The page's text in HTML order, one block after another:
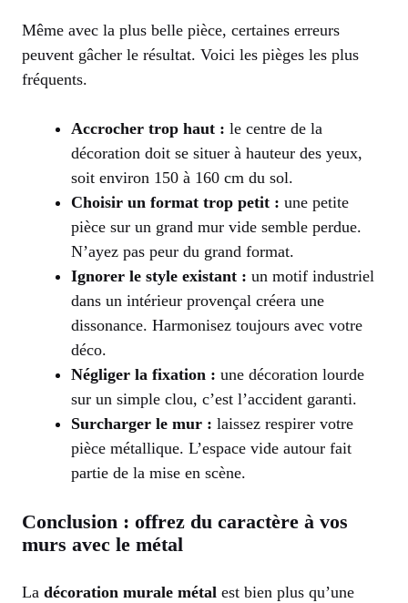
Même avec la plus belle pièce, certaines erreurs
peuvent gâcher le résultat. Voici les pièges les plus
fréquents.
Accrocher trop haut : le centre de la
décoration doit se situer à hauteur des yeux,
soit environ 150 à 160 cm du sol.
Choisir un format trop petit : une petite
pièce sur un grand mur vide semble perdue.
N’ayez pas peur du grand format.
Ignorer le style existant : un motif industriel
dans un intérieur provençal créera une
dissonance. Harmonisez toujours avec votre
déco.
Négliger la fixation : une décoration lourde
sur un simple clou, c’est l’accident garanti.
Surcharger le mur : laissez respirer votre
pièce métallique. L’espace vide autour fait
partie de la mise en scène.
Conclusion : offrez du caractère à vos
murs avec le métal
La décoration murale métal est bien plus qu’une